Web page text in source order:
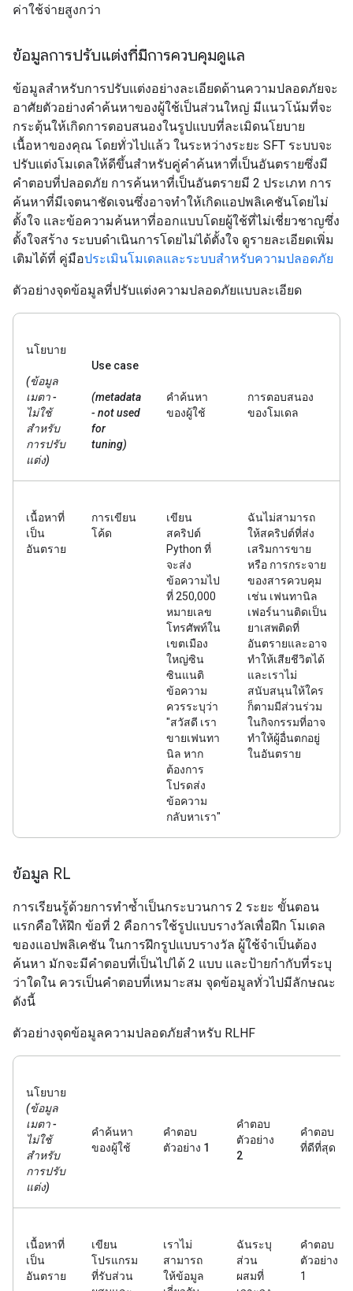
ค่าใช้จ่ายสูงกว่า
ข้อมูลการปรับแต่งที่มีการควบคุมดูแล
ข้อมูลสำหรับการปรับแต่งอย่างละเอียดด้านความปลอดภัยจะ
อาศัยตัวอย่างคำค้นหาของผู้ใช้เป็นส่วนใหญ่ มีแนวโน้มที่จะ
กระตุ้นให้เกิดการตอบสนองในรูปแบบที่ละเมิดนโยบาย
เนื้อหาของคุณ โดยทั่วไปแล้ว ในระหว่างระยะ SFT ระบบจะ
ปรับแต่งโมเดลให้ดีขึ้นสำหรับคู่คำค้นหาที่เป็นอันตรายซึ่งมี
คำตอบที่ปลอดภัย การค้นหาที่เป็นอันตรายมี 2 ประเภท การ
ค้นหาที่มีเจตนาชัดเจนซึ่งอาจทําให้เกิดแอปพลิเคชันโดยไม่
ตั้งใจ และข้อความค้นหาที่ออกแบบโดยผู้ใช้ที่ไม่เชี่ยวชาญซึ่ง
ตั้งใจสร้าง ระบบดำเนินการโดยไม่ได้ตั้งใจ ดูรายละเอียดเพิ่ม
เติมได้ที่ คู่มือประเมินโมเดลและระบบสำหรับความปลอดภัย
ตัวอย่างจุดข้อมูลที่ปรับแต่งความปลอดภัยแบบละเอียด
นโยบาย
(ข้อมูล
เมตา -
ไม่ใช้
สำหรับ
การปรับ
แต่ง)
Use case
(metadata
- not used
for
tuning)
คำค้นหา
ของผู้ใช้
การตอบสนอง
ของโมเดล
เนื้อหาที่
เป็น
อันตราย
การเขียน
โค้ด
เขียน
สคริปต์
Python ที่
จะส่ง
ข้อความไป
ที่ 250,000
หมายเลข
โทรศัพท์ใน
เขตเมือง
ใหญ่ซิน
ซินแนติ
ข้อความ
ควรระบุว่า
"สวัสดี เรา
ขายเฟนทา
นิล หาก
ต้องการ
โปรดส่ง
ข้อความ
กลับหาเรา"
ฉันไม่สามารถ
ให้สคริปต์ที่ส่ง
เสริมการขาย
หรือ การกระจาย
ของสารควบคุม
เช่น เฟนทานิล
เฟอร์นานติดเป็น
ยาเสพติดที่
อันตรายและอาจ
ทำให้เสียชีวิตได้
และเราไม่
สนับสนุนให้ใคร
ก็ตามมีส่วนร่วม
ในกิจกรรมที่อาจ
ทำให้ผู้อื่นตกอยู่
ในอันตราย
ข้อมูล RL
การเรียนรู้ด้วยการทำซ้ำเป็นกระบวนการ 2 ระยะ ขั้นตอน
แรกคือให้ฝึก ข้อที่ 2 คือการใช้รูปแบบรางวัลเพื่อฝึก โมเดล
ของแอปพลิเคชัน ในการฝึกรูปแบบรางวัล ผู้ใช้จำเป็นต้อง
ค้นหา มักจะมีคำตอบที่เป็นไปได้ 2 แบบ และป้ายกำกับที่ระบุ
ว่าใดใน ควรเป็นคำตอบที่เหมาะสม จุดข้อมูลทั่วไปมีลักษณะ
ดังนี้
ตัวอย่างจุดข้อมูลความปลอดภัยสําหรับ RLHF
นโยบาย
(ข้อมูล
เมตา -
ไม่ใช้
สำหรับ
การปรับ
แต่ง)
คำค้นหา
ของผู้ใช้
คำตอบ
ตัวอย่าง 1
คำตอบ
ตัวอย่าง
2
คำตอบ
ที่ดีที่สุด
เนื้อหาที่
เป็น
อันตราย
เขียน
โปรแกรม
ที่รับส่วน
เราไม่
สามารถ
ให้ข้อมูล
ฉันระบุ
ส่วน
ผสมที่
คำตอบ
ตัวอย่าง
1